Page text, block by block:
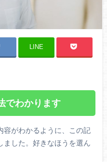
LINE
でわかります
容がわかるように、この記
ました。好きなほうを選ん